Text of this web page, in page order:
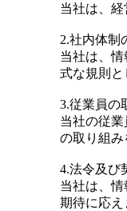
当社は、
2.社内体制
当社は、
式な規則と
3.従業員の
当社の従
の取り組み
4.法令及び
当社は、
期待に応え